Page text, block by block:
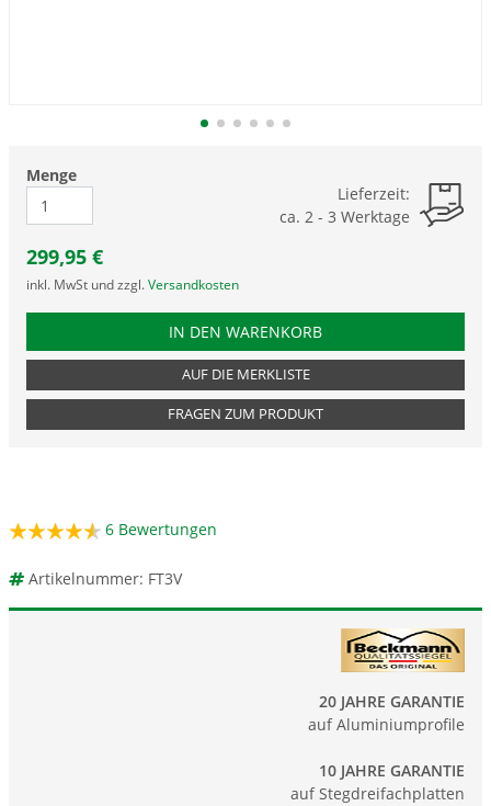
Menge
Lieferzeit:
ca. 2 - 3 Werktage
299,95 €
inkl. MwSt und zzgl. Versandkosten
PRODUKTNUMMER FT3V
IN DEN WARENKORB
AUF DIE MERKLISTE
FRAGEN ZUM PRODUKT
6 Bewertungen
Artikelnummer: FT3V
20 JAHRE GARANTIE
auf Aluminiumprofile
10 JAHRE GARANTIE
auf Stegdreifachplatten